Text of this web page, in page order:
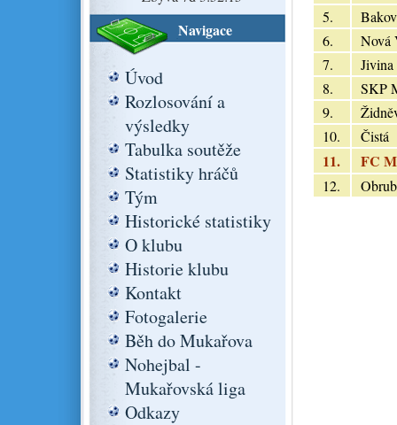
Navigace
Úvod
Rozlosování a
výsledky
Tabulka soutěže
Statistiky hráčů
Tým
Historické statistiky
O klubu
Historie klubu
Kontakt
Fotogalerie
Běh do Mukařova
Nohejbal -
Mukařovská liga
Odkazy
5.
6.
Nová
7.
Jivina
8.
SKP
9.
10.
Čistá
11. FC
12.